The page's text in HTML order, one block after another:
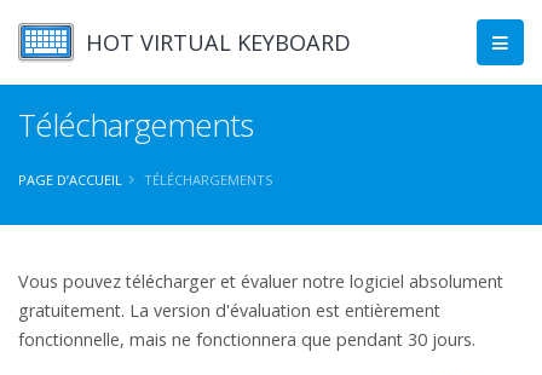
HOT VIRTUAL KEYBOARD
Téléchargements
PAGE D’ACCUEIL TÉLÉCHARGEMENTS
Vous pouvez télécharger et évaluer notre logiciel absolument
gratuitement. La version d'évaluation est entièrement
fonctionnelle, mais ne fonctionnera que pendant 30 jours.